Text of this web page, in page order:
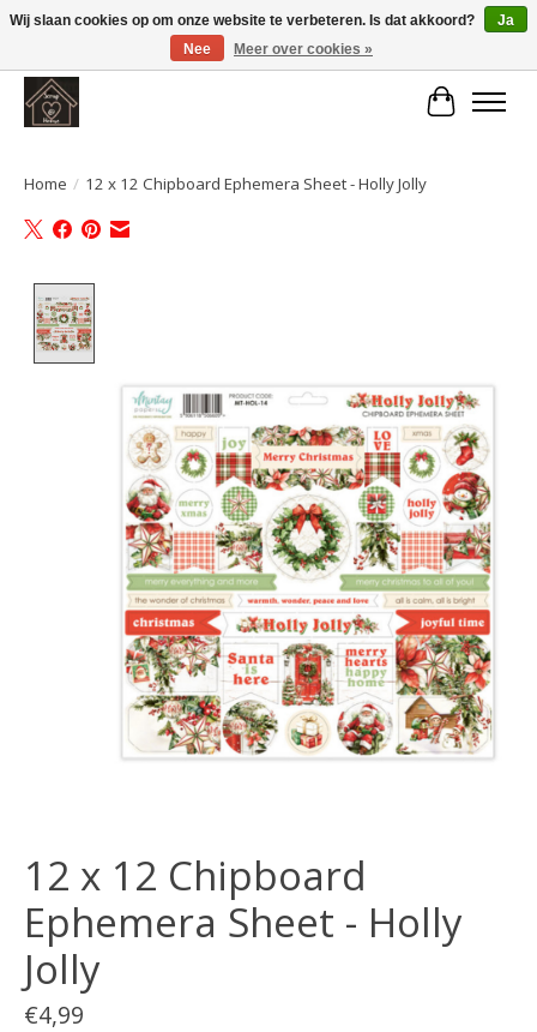
Large selection of products and fast shipping!
Home / 12 x 12 Chipboard Ephemera Sheet - Holly Jolly
12 x 12 Chipboard
Ephemera Sheet - Holly
Jolly
€4,99
Wij slaan cookies op om onze website te verbeteren. Is dat akkoord?
Ja
Nee
Meer over cookies »